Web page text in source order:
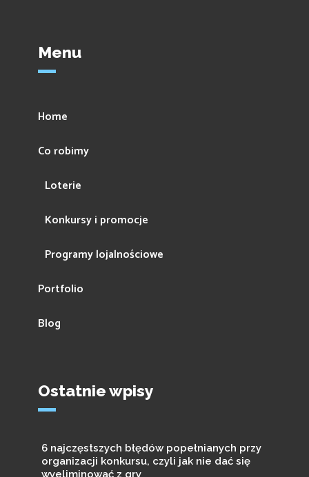
Menu
Home
Co robimy
Loterie
Konkursy i promocje
Programy lojalnościowe
Portfolio
Blog
Ostatnie wpisy
6 najczęstszych błędów popełnianych przy
organizacji konkursu, czyli jak nie dać się
wyeliminować z gry